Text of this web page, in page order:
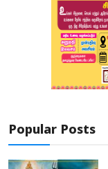
Popular Posts